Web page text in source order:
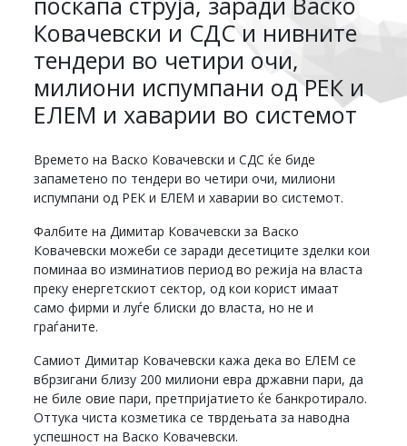
Ковачевски и СДС и нивните
тендери во четири очи,
милиони испумпани од РЕК и
ЕЛЕМ и хаварии во системот
Времето на Васко Ковачевски и СДС ќе биде
запаметено по тендери во четири очи, милиони
испумпани од РЕК и ЕЛЕМ и хаварии во системот.
Фалбите на Димитар Ковачевски за Васко
Ковачевски можеби се заради десетиците зделки кои
поминаа во изминатиов период во режија на власта
преку енергетскиот сектор, од кои корист имаат
само фирми и луѓе блиски до власта, но не и
граѓаните.
Самиот Димитар Ковачевски кажа дека во ЕЛЕМ се
вбрзигани близу 200 милиони евра државни пари, да
не биле овие пари, претпријатието ќе банкротирало.
Оттука чиста козметика се тврдењата за наводна
успешност на Васко Ковачевски.